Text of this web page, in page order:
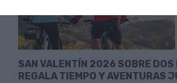
SAN VALENTÍN 2026 SOBRE DOS
REGALA TIEMPO Y AVENTURAS